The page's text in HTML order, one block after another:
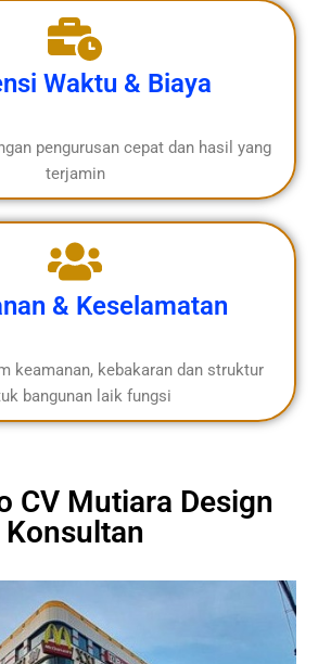
Waktu & Biaya
pengurusan cepat dan hasil yang
terjamin
& Keselamatan
keamanan, kebakaran dan struktur
bangunan laik fungsi
CV Mutiara Design
Konsultan